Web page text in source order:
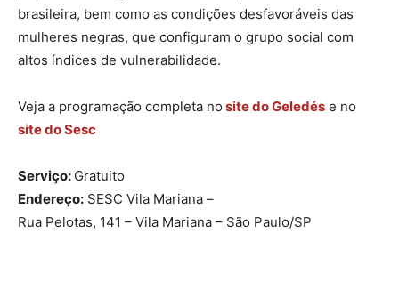
brasileira, bem como as condições desfavoráveis das
mulheres negras, que configuram o grupo social com
altos índices de vulnerabilidade.
Veja a programação completa no site do Geledés e no
site do Sesc
Serviço: Gratuito
Endereço: SESC Vila Mariana –
Rua Pelotas, 141 – Vila Mariana – São Paulo/SP